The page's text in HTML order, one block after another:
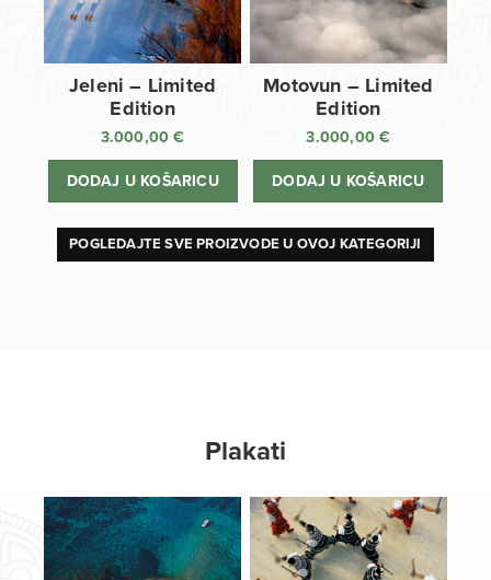
Jeleni – Limited
Edition
3.000,00€
DODAJ U KOŠARICU
Motovun – Limited
Edition
3.000,00€
DODAJ U KOŠARICU
POGLEDAJTE SVE PROIZVODE U OVOJ KATEGORIJI
Plakati